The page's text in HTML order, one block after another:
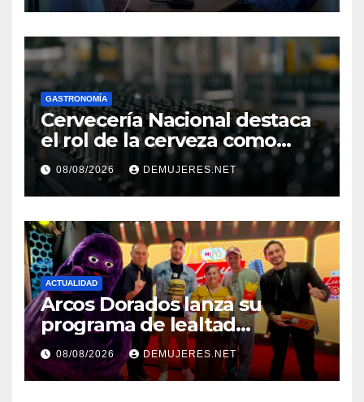
el Décimo Tercer Mes
GASTRONOMÍA
Cervecería Nacional destaca
el rol de la cerveza como
motor de desarrollo
económico y sostenibilidad
en Panamá
08/08/2026 DEMUJERES.NET
ACTUALIDAD
Arcos Dorados lanza su
programa de lealtad
‘MiMcDonald’s y reconoce a
tres de sus clientes más
leales de Panamá
08/08/2026 DEMUJERES.NET